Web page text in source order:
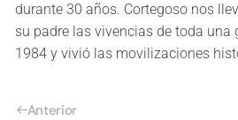
durante 30 años. Cortegoso nos
su padre las vivencias de toda una
1984 y vivió las movilizaciones
Anterior